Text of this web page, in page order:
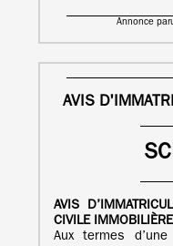
Annonce
AVIS
AVIS
CIVILE IMMOBILIÈRE
Aux termes